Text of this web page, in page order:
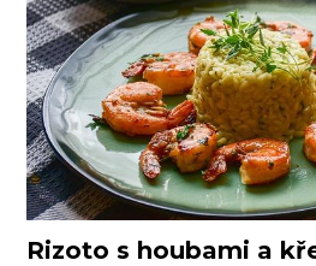
Rizoto s houbami a